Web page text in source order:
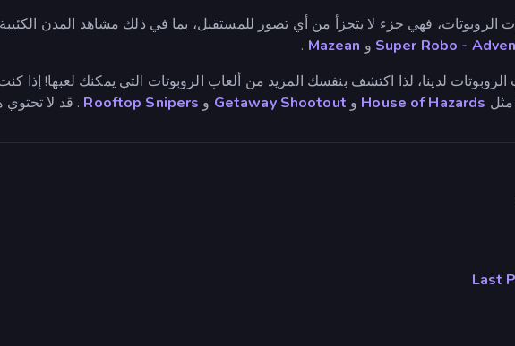
الروبوتات، فهي جزء لا يتجزأ من أي تصور للمستقبل، بما في ذلك مشاهد المدن
Super Robo - و Mazean
.
لدينا، لذا اكتشف بنفسك المزيد من ألعاب الروبوتات التي يمكنك لعبها!
مثل House of Hazards و Getaway Shootout و Rooftop Snipers . قد لا تحتوي
Last